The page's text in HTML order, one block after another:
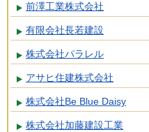
前澤工業株式会社
有限会社長若建設
株式会社パラレル
アサヒ住建株式会社
株式会社Be Blue Daisy
株式会社加藤建設工業